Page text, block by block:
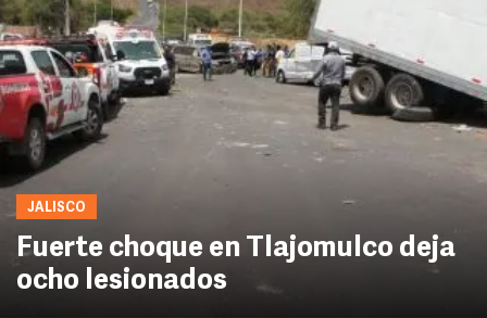
JALISCO
Fuerte choque en Tlajomulco deja
ocho lesionados